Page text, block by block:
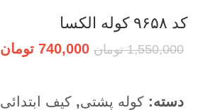
کد ۹۶۵۸ کوله الکسا
1,550,000 تومان قیمت
بود.
740,000 تومان
دسته: کوله پشتی, کیف ابتدائی